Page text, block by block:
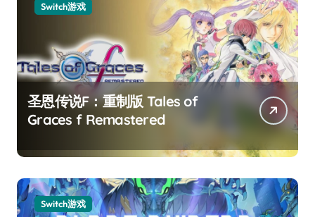
Switch游戏
圣恩传说F：重制版 Tales of
Graces f Remastered
Switch游戏